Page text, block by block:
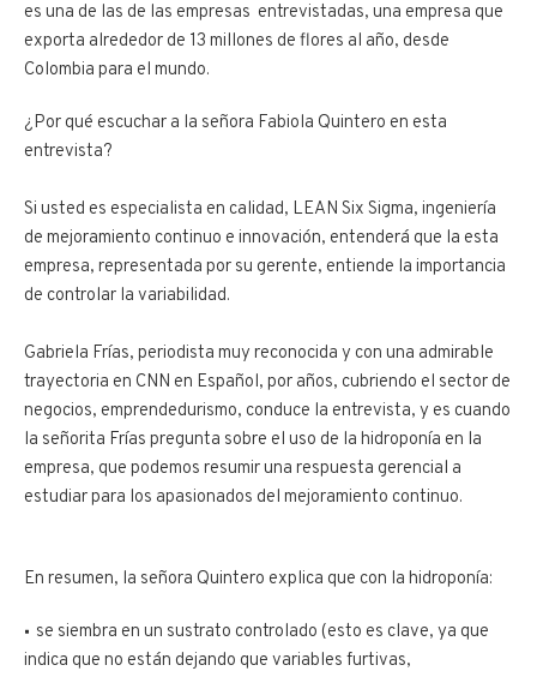
es una de las de las empresas entrevistadas, una empresa que
exporta alrededor de 13 millones de flores al año, desde
Colombia para el mundo.
¿Por qué escuchar a la señora Fabiola Quintero en esta
entrevista?
Si usted es especialista en calidad, LEAN Six Sigma, ingeniería
de mejoramiento continuo e innovación, entenderá que la esta
empresa, representada por su gerente, entiende la importancia
de controlar la variabilidad.
Gabriela Frías, periodista muy reconocida y con una admirable
trayectoria en CNN en Español, por años, cubriendo el sector de
negocios, emprendedurismo, conduce la entrevista, y es cuando
la señorita Frías pregunta sobre el uso de la hidroponía en la
empresa, que podemos resumir una respuesta gerencial a
estudiar para los apasionados del mejoramiento continuo.
En resumen, la señora Quintero explica que con la hidroponía:
se siembra en un sustrato controlado (esto es clave, ya que
indica que no están dejando que variables furtivas,